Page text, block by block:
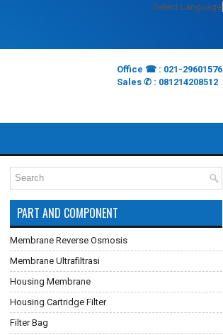
Select Language
Office ☎ : 021-29601576
Sales ✆ : 081214208512
PART AND COMPONENT
Membrane Reverse Osmosis
Membrane Ultrafiltrasi
Housing Membrane
Housing Cartridge Filter
Filter Bag